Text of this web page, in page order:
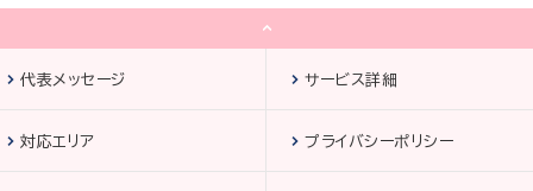
代表メッセージ サービス詳細
対応エリア プライバシーポリシー